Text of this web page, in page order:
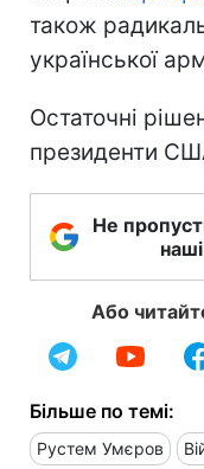
також
української
Остаточні
президенти
Не
Або
Більше по темі:
Рустем Умєров